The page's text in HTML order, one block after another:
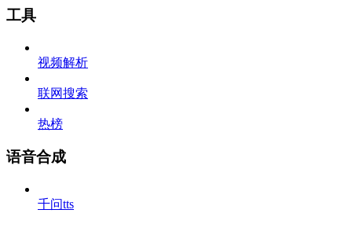
工具
视频解析
联网搜索
热榜
语音合成
千问tts